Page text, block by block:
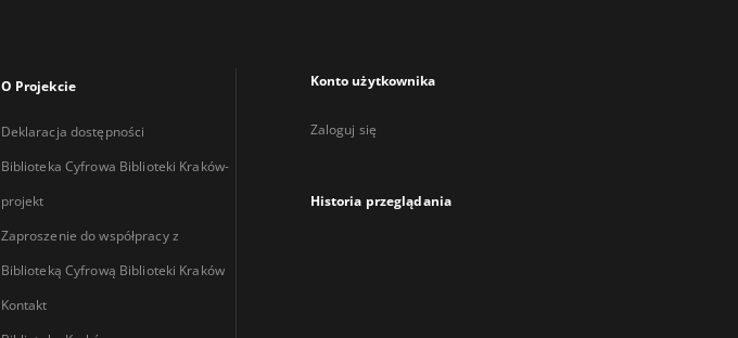
O Projekcie
Deklaracja dostępności
Biblioteka Cyfrowa Biblioteki Kraków-
projekt
Zaproszenie do współpracy z
Biblioteką Cyfrową Biblioteki Kraków
Kontakt
Konto użytkownika
Zaloguj się
Historia przeglądania